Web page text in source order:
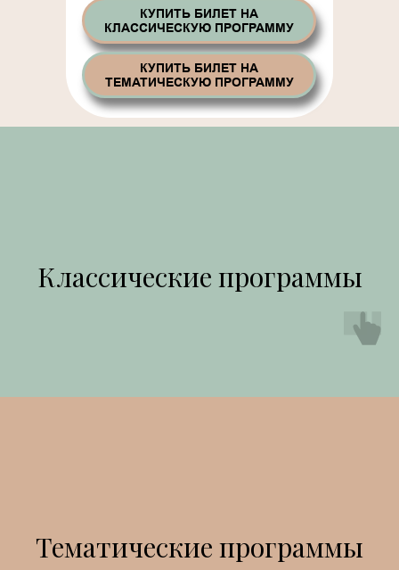
КУПИТЬ БИЛЕТ НА
КЛАССИЧЕСКУЮ ПРОГРАММУ
КУПИТЬ БИЛЕТ НА
ТЕМАТИЧЕСКУЮ ПРОГРАММУ
Классические программы
Тематические программы